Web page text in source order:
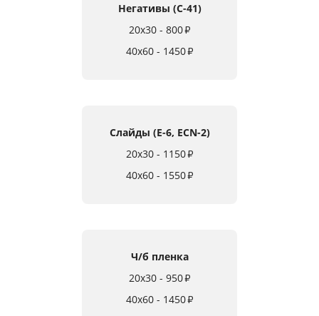
Негативы (C-41)
20x30 - 800₽
40x60 - 1450₽
Слайды (E-6, ECN-2)
20x30 - 1150₽
40x60 - 1550₽
Ч/б пленка
20x30 - 950₽
40x60 - 1450₽